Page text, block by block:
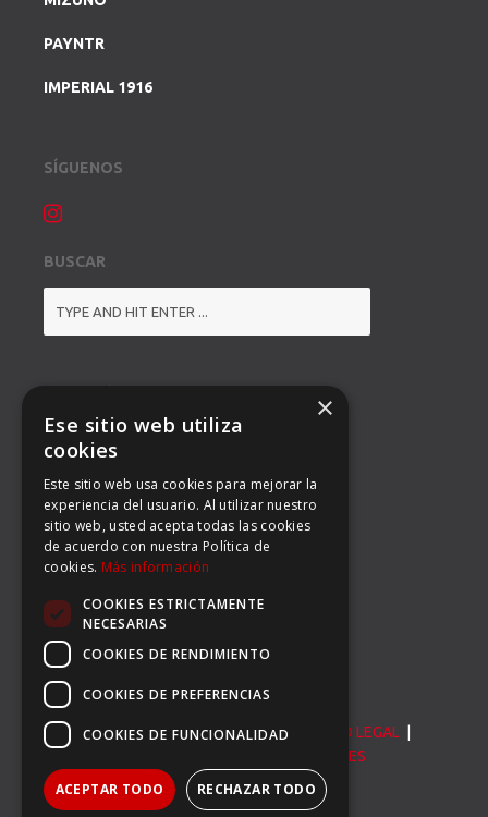
PAYNTR
IMPERIAL 1916
SÍGUENOS
BUSCAR
BALMES 92, 3º 1ª B
08008 BARCELONA
TEL: (34) 93 363 53 97
FAX: (34) 93 396 90 14
EMAIL:INFO@CARSERSPORTS.COM
© Carser Sports S.L. All Rights Reserved. | AVISO LEGAL
POLÍTICA DE COOKIES
×
Ese sitio web utiliza
cookies
Este sitio web usa cookies para mejorar la
experiencia del usuario. Al utilizar nuestro
sitio web, usted acepta todas las cookies
de acuerdo con nuestra Política de
cookies. Más información
COOKIES ESTRICTAMENTE
NECESARIAS
COOKIES DE RENDIMIENTO
COOKIES DE PREFERENCIAS
COOKIES DE FUNCIONALIDAD
ACEPTAR TODO RECHAZAR TODO